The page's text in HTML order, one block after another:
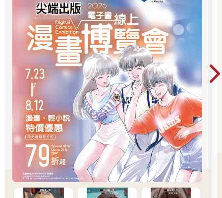
日頭絲分大鑊定定弇落來
一下那啊斯斷烏咧
正開始頓恬無幾久
海浪斯企啊䟘來逐對平洋
扭酒風一籠一籠剷向大地
滿天鳥聲獸聲人聲
山川必析泥油㪐石滿哪竄
隆隆貢貢跌落烏影肚
舂上跌落連係麼个
係麼个放勢拚命走
無人看得清楚
樹身稴稴斜搖無停
千隻萬隻鬼手樣在虛空肚緊扡緊拗
無幾多時樹頭斯在風肚無見著影
毋知係氣場也係磁場